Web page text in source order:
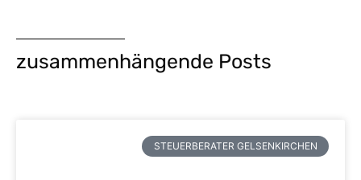
zusammenhängende Posts
STEUERBERATER GELSENKIRCHEN